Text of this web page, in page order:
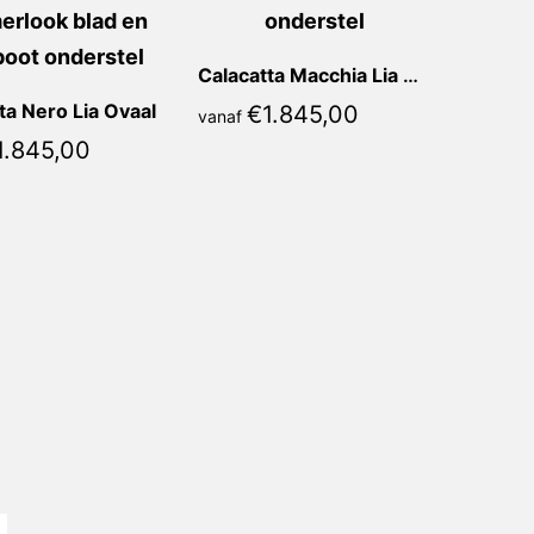
Nero Lia Ovaal
Calacatta Macchia Lia Ovaal
vanaf €1.845,00